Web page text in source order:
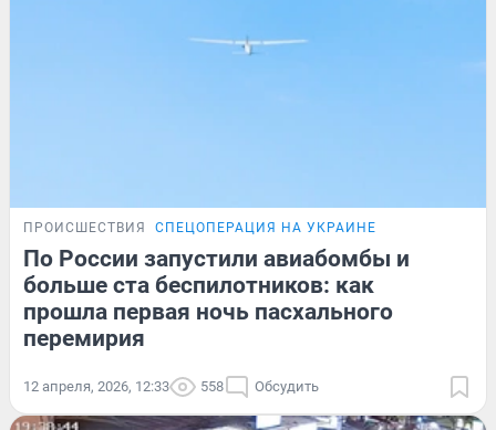
ПРОИСШЕСТВИЯ СПЕЦОПЕРАЦИЯ НА УКРАИНЕ
По России запустили авиабомбы и
больше ста беспилотников: как
прошла первая ночь пасхального
перемирия
12 апреля, 2026, 12:33 558 Обсудить